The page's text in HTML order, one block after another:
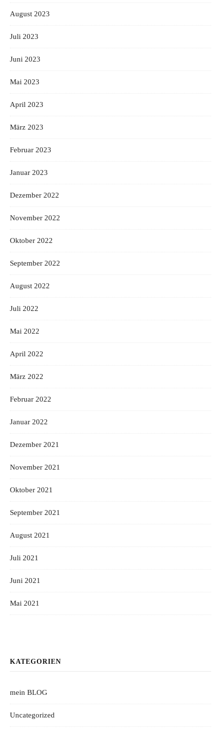
August 2023
Juli 2023
Juni 2023
Mai 2023
April 2023
März 2023
Februar 2023
Januar 2023
Dezember 2022
November 2022
Oktober 2022
September 2022
August 2022
Juli 2022
Mai 2022
April 2022
März 2022
Februar 2022
Januar 2022
Dezember 2021
November 2021
Oktober 2021
September 2021
August 2021
Juli 2021
Juni 2021
Mai 2021
KATEGORIEN
mein BLOG
Uncategorized